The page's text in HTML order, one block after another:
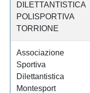
DILETTANTISTICA
POLISPORTIVA
TORRIONE
Associazione
Sportiva
Dilettantistica
Montesport